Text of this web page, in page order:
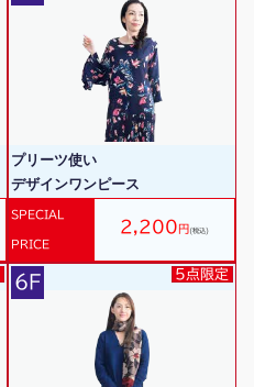
プリーツ使い
デザインワンピース
SPECIAL
PRICE
2,200 円 (税込)
6F 5点限定